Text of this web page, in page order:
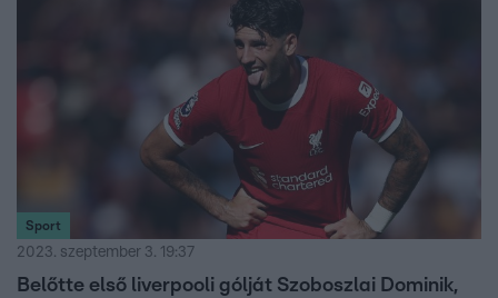
Sport
2023. szeptember 3. 19:37
Belőtte első liverpooli gólját Szoboszlai Dominik,